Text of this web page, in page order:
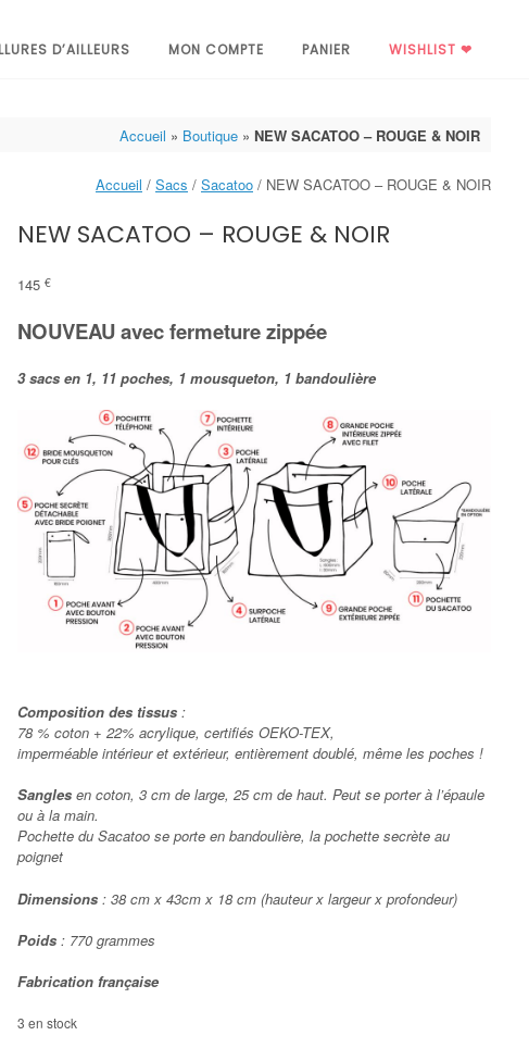
D’AILLEURS MON COMPTE PANIER WISHLIST ❤
Accueil » Boutique » NEW SACATOO – ROUGE & NOIR
Accueil / Sacs / Sacatoo / NEW SACATOO – ROUGE & NOIR
NEW SACATOO – ROUGE & NOIR
145€
NOUVEAU avec fermeture zippée
3 sacs en 1, 11 poches, 1 mousqueton, 1 bandoulière
Composition des tissus :
78 % coton + 22% acrylique, certifiés OEKO-TEX,
imperméable intérieur et extérieur, entièrement doublé, même les poches !
Sangles en coton, 3 cm de large, 25 cm de haut. Peut se porter à l’épaule
ou à la main.
Pochette du Sacatoo se porte en bandoulière, la pochette secrète au
poignet
Dimensions : 38 cm x 43cm x 18 cm (hauteur x largeur x profondeur)
Poids : 770 grammes
Fabrication française
3 en stock